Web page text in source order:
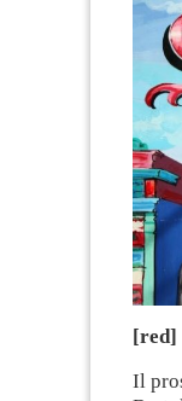
[red]
Il